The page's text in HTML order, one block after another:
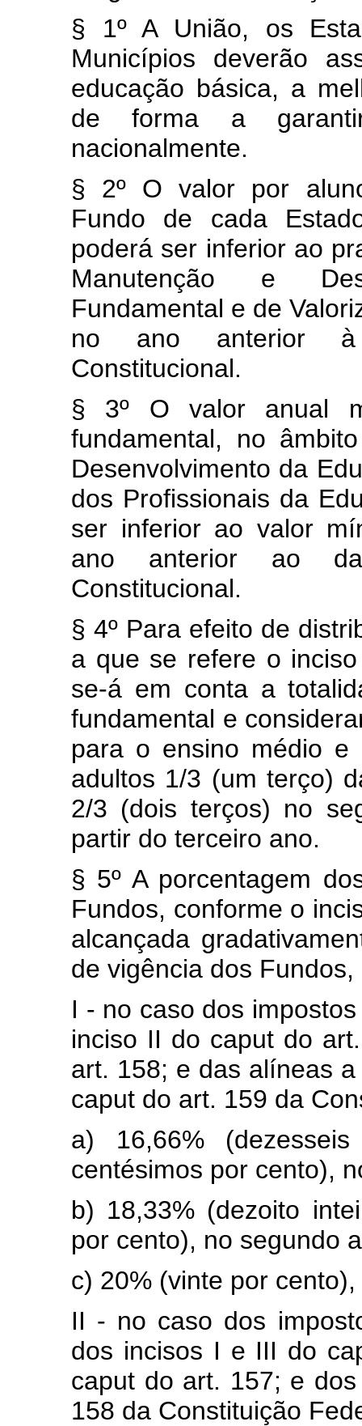
§ 1º A União, os
Municípios deverão
educação básica, a
de forma a
nacionalmente.
§ 2º O valor por
Fundo de cada
poderá ser inferior ao
Manutenção e
Fundamental e de
no ano anterior à
Constitucional.
§ 3º O valor anual
fundamental, no
Desenvolvimento da
dos Profissionais da
ser inferior ao valor
ano anterior ao
Constitucional.
§ 4º Para efeito de
a que se refere o
se-á em conta a
fundamental e
para o ensino médio
adultos 1/3 (um terço)
2/3 (dois terços) no
partir do terceiro ano.
§ 5º A porcentagem
Fundos, conforme o
alcançada
de vigência dos
I - no caso dos
inciso II do caput do
art. 158; e das alíneas
caput do art. 159 da
a) 16,66%
centésimos por cento),
b) 18,33% (dezoito
por cento), no segundo
c) 20% (vinte por
II - no caso dos
dos incisos I e III do
caput do art. 157; e
158 da Constituição